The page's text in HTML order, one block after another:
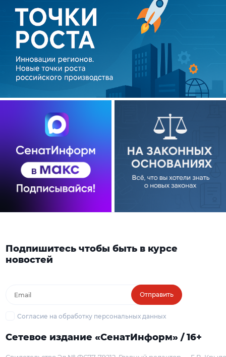
Подпишитесь чтобы быть в курсе
новостей
Отправить
Согласие на обработку персональных данных
Сетевое издание «СенатИнформ» / 16+